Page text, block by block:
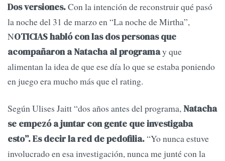
Dos versiones.Con la intención de reconstruir qué pasó
la noche del 31 de marzo en “La noche de Mirtha”,
NOTICIAS habló con las dos personas que
acompañaron a Natacha al programay que
alimentan la idea de que ese día lo que se estaba poniendo
en juego era mucho más que el rating.
Según Ulises Jaitt “dos años antes del programa,Natacha
se empezó a juntar con gente que investigaba
esto”. Es decir la red de pedofilia.“Yo nunca estuve
involucrado en esa investigación, nunca me junté con la